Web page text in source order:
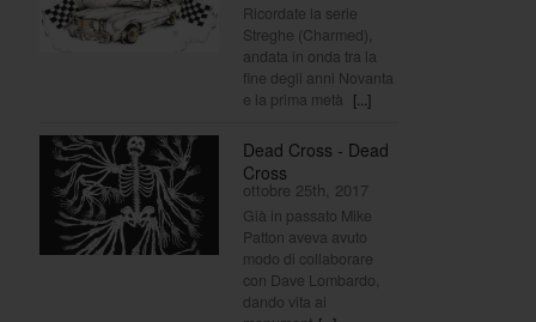
Ricordate la serie
Streghe (Charmed),
andata in onda tra la
fine degli anni Novanta
e la prima metà [...]
Dead Cross - Dead
Cross
ottobre 25th, 2017
Già in passato Mike
Patton aveva avuto
modo di collaborare
con Dave Lombardo,
dando vita ai